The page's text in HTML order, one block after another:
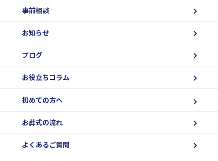
事前相談
お知らせ
ブログ
お役立ちコラム
初めての方へ
お葬式の流れ
よくあるご質問